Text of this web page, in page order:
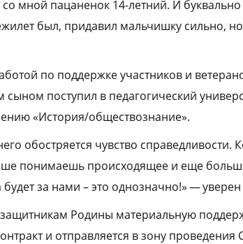
мной пацаненок 14-летний. И
был, придавил мальчишку сильно,
по поддержке участников и
поступил в педагогический
«История/обществознание».
обостряется чувство справедливости.
понимаешь происходящее и еще
за нами – это однозначно!» —
Родины материальную
и отправляется в зону проведения